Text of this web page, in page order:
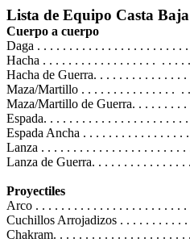
Lista de Equipo Casta Baja
Cuerpo a cuerpo
Daga . . . . . . . . . . . . . . . . . . . . . . . .
Hacha . . . . . . . . . . . . . . . . . . . . . .
Hacha de Guerra. . . . . . . . . . . . . .
Maza/Martillo . . . . . . . . . . . . . . . .
Maza/Martillo de Guerra. . . . . . . .
Espada. . . . . . . . . . . . . . . . . . . . . .
Espada Ancha . . . . . . . . . . . . . . . .
Lanza . . . . . . . . . . . . . . . . . . . . . . .
Lanza de Guerra. . . . . . . . . . . . . . .
Proyectiles
Arco . . . . . . . . . . . . . . . . . . . . . . .
Cuchillos Arrojadizos . . . . . . . . . .
Chakram. . . . . . . . . . . . . . . . . . . .